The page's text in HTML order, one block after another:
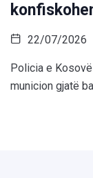
22/07/2026
Policia e
municion gjatë